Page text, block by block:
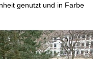
genutzt und in Farbe